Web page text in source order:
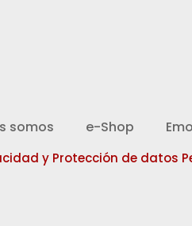
somos e-Shop
y Protección de datos